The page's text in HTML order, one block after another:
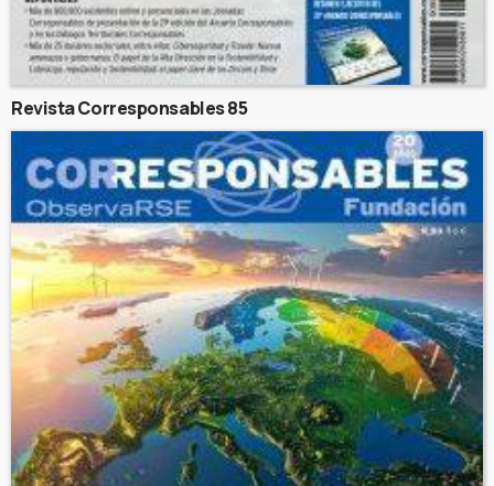
Revista Corresponsables 85